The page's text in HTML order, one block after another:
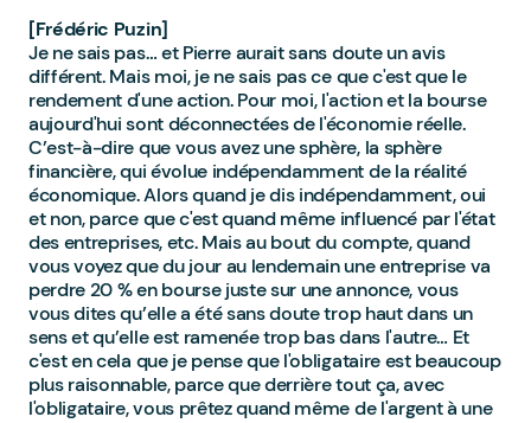
[Frédéric Puzin]
Je ne sais pas… et Pierre aurait sans doute un avis
différent. Mais moi, je ne sais pas ce que c'est que le
rendement d'une action. Pour moi, l'action et la bourse
aujourd'hui sont déconnectées de l'économie réelle.
C’est-à-dire que vous avez une sphère, la sphère
financière, qui évolue indépendamment de la réalité
économique. Alors quand je dis indépendamment, oui
et non, parce que c'est quand même influencé par l'état
des entreprises, etc. Mais au bout du compte, quand
vous voyez que du jour au lendemain une entreprise va
perdre 20 % en bourse juste sur une annonce, vous
vous dites qu’elle a été sans doute trop haut dans un
sens et qu’elle est ramenée trop bas dans l'autre… Et
c'est en cela que je pense que l'obligataire est beaucoup
plus raisonnable, parce que derrière tout ça, avec
l'obligataire, vous prêtez quand même de l'argent à une